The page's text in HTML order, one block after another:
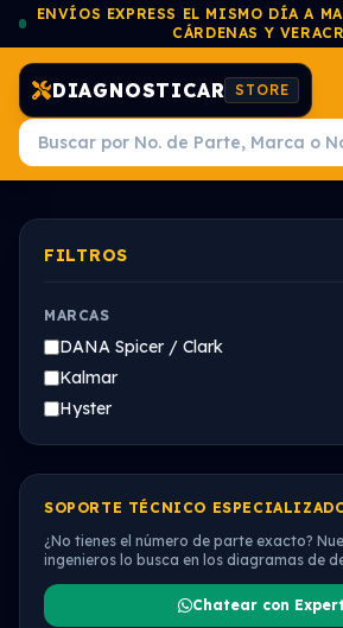
ENVÍOS EXPRESS EL MISMO DÍA A
CÁRDENAS Y
DIAGNOSTICAR STORE
FILTROS
MARCAS
DANA Spicer / Clark
Kalmar
Hyster
SOPORTE TÉCNICO
¿No tienes el número de parte exacto?
ingenieros lo busca en los diagramas de
Chatear con